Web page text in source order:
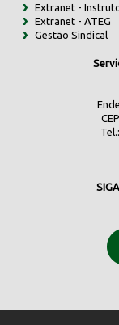
Extranet -
Extranet - ATEG
Gestão Sindical